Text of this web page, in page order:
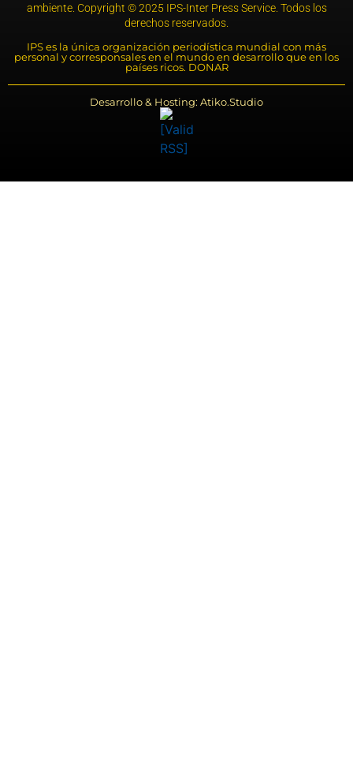
ambiente. Copyright © 2025 IPS-Inter Press Service. Todos los
derechos reservados.
IPS es la única organización periodística mundial con más
personal y corresponsales en el mundo en desarrollo que en los
países ricos. DONAR
Desarrollo & Hosting: Atiko.Studio